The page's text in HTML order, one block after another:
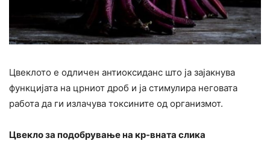
Цвеклото е одличен антиоксиданс што ја зајакнува
функцијата на црниот дроб и ја стимулира неговата
работа да ги излачува токсините од организмот.
Цвекло за подобрување на кр-вната слика